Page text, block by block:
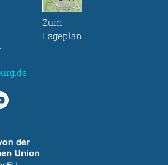
Zum
Lageplan